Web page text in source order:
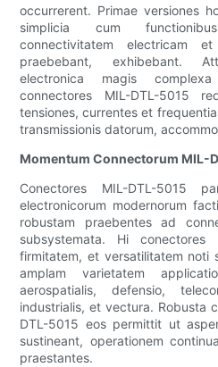
occurrerent. Primae versiones
simplicia cum
connectivitatem electricam
praebebant, exhibebant.
electronica magis
connectores MIL-DTL-5015
tensiones, currentes et
transmissionis datorum,
Momentum Connectorum MIL-
Conectores MIL-DTL-5015
electronicorum modernorum
robustam praebentes ad
subsystemata. Hi
firmitatem, et versatilitatem noti
amplam varietatem
aerospatialis, defensio,
industrialis, et vectura. Robusta
DTL-5015 eos permittit ut
sustineant, operationem
praestantes.